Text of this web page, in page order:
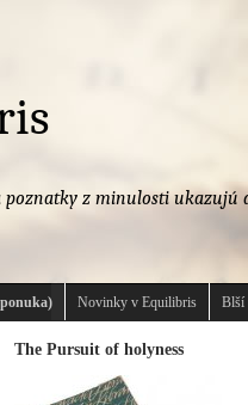
poznatky z minulosti ukazujú
Novinky v Equilibris Blší
The Pursuit of holyness